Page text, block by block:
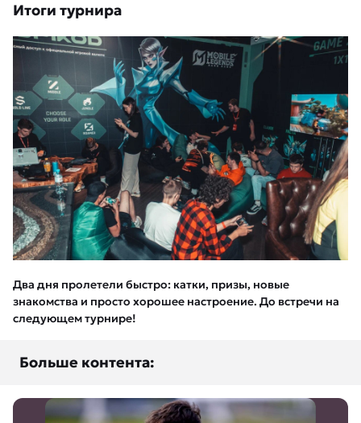
Итоги турнира
Два дня пролетели быстро: катки, призы, новые
знакомства и просто хорошее настроение. До встречи на
следующем турнире!
Больше контента: